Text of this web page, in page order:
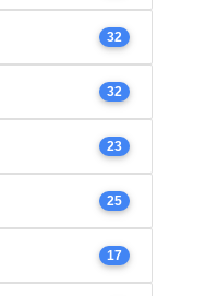
32
32
23
25
17